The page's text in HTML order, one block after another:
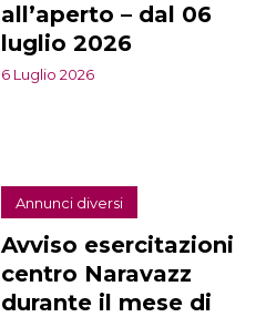
all’aperto – dal 06
luglio 2026
6 Luglio 2026
Annunci diversi
Avviso esercitazioni
centro Naravazz
durante il mese di